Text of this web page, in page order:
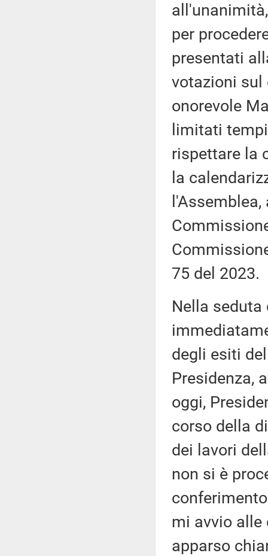
per
presentati
votazioni sul
onorevole
limitati
rispettare la
la
75 del 2023.
Nella
degli esiti
Presidenza,
oggi,
corso della
dei lavori
non si è
mi avvio alle
apparso